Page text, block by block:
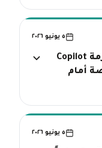
٥ يونيو ٢٠٢٦
🔑 GitHub في عين العاصفة — أزمة Copilot
أمام
٥ يونيو ٢٠٢٦